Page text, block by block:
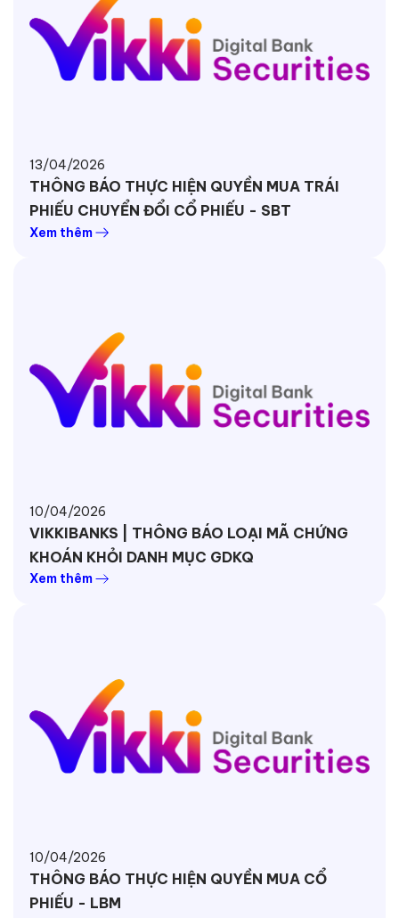
13/04/2026
THÔNG BÁO THỰC HIỆN QUYỀN MUA TRÁI
PHIẾU CHUYỂN ĐỔI CỔ PHIẾU - SBT
Xem thêm
10/04/2026
VIKKIBANKS | THÔNG BÁO LOẠI MÃ CHỨNG
KHOÁN KHỎI DANH MỤC GDKQ
Xem thêm
10/04/2026
THÔNG BÁO THỰC HIỆN QUYỀN MUA CỔ
PHIẾU - LBM